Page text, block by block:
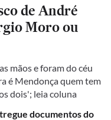
de André
Moro ou
mãos e foram do céu
é Mendonça quem tem
dois'; leia coluna
documentos do